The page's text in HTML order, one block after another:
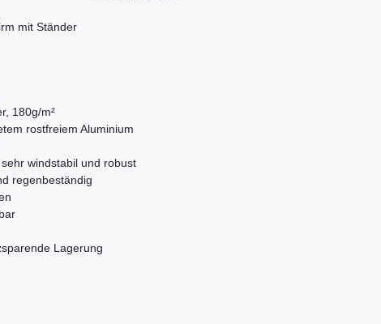
mit Ständer
180g/m²
rostfreiem Aluminium
windstabil und robust
regenbeständig
Lagerung